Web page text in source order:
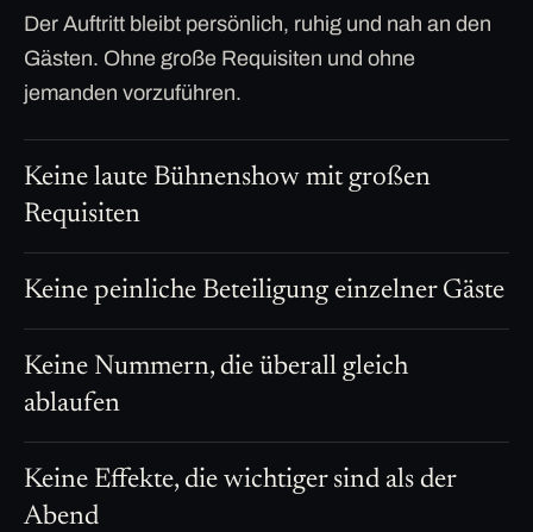
Der Auftritt bleibt persönlich, ruhig und nah an den
Gästen. Ohne große Requisiten und ohne
jemanden vorzuführen.
Keine laute Bühnenshow mit großen
Requisiten
Keine peinliche Beteiligung einzelner Gäste
Keine Nummern, die überall gleich
ablaufen
Keine Effekte, die wichtiger sind als der
Abend